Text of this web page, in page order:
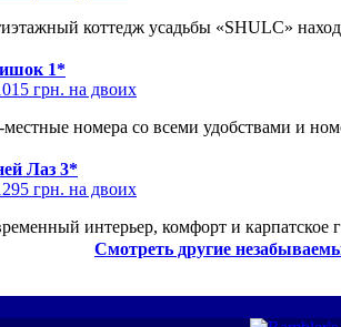
коттедж усадьбы «SHULC»
1*
грн. на двоих
местные номера со всеми удобствами и
Лаз 3*
грн. на двоих
интерьер, комфорт и карпатское
Смотреть другие